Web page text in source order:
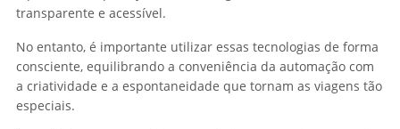
transparente e acessível.
No entanto, é importante utilizar essas tecnologias de forma
consciente, equilibrando a conveniência da automação com
a criatividade e a espontaneidade que tornam as viagens tão
especiais.